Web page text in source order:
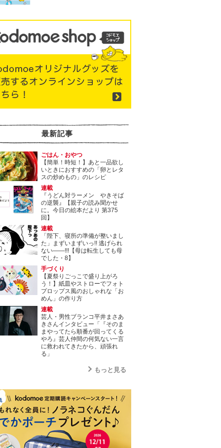
最新記事
ごはん・おやつ
【簡単！時短！】あと一品欲し
いときにおすすめの「卵とレタ
スの炒めもの」のレシピ
連載
『うどん対ラーメン やきそば
の逆襲』【親子の読み聞かせ
に。今日の絵本だより 第375
回】
連載
「陛下、寝所の準備が整いまし
た」まずいまずいっ!! 逃げられ
ない――!!!【母は転生しても母
でした・8】
手づくり
【夏祭りごっこで盛り上がろ
う！】紙皿やストローでフォト
プロップス風のおしゃれな「お
めん」の作り方
連載
芸人・男性ブランコ平井まさあ
きさんインタビュー「『そのま
まやってたら順番が回ってくる
やろ』芸人仲間の何気ない一言
に救われてきたから、頑張れ
る」
もっと見る